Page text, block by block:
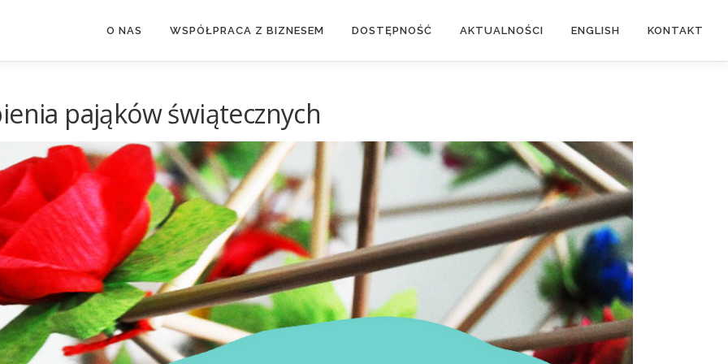
O NAS WSPÓŁPRACA Z BIZNESEM DOSTĘPNOŚĆ AKTUALNOŚCI ENGLISH KONTAKT
pająków świątecznych